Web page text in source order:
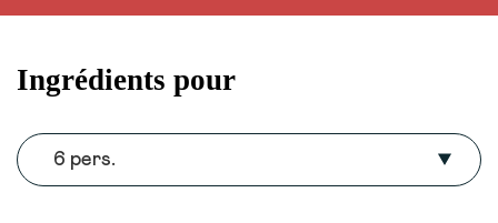
Ingrédients pour
6 pers.